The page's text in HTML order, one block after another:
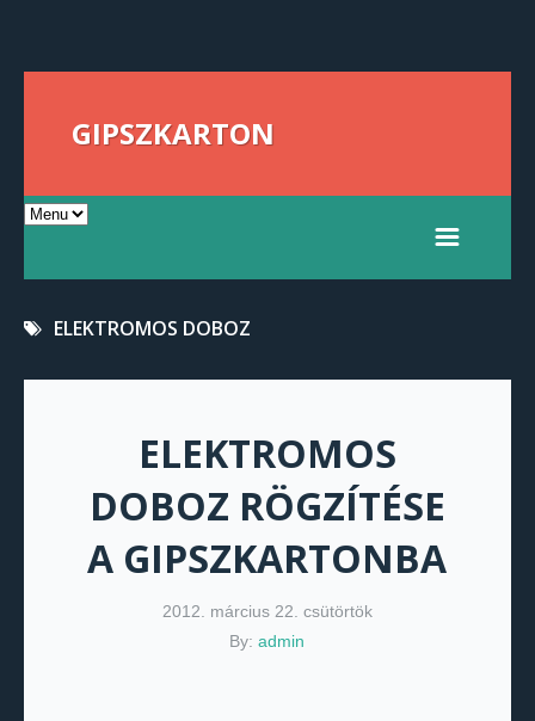
GIPSZKARTON
ELEKTROMOS DOBOZ
ELEKTROMOS
DOBOZ RÖGZÍTÉSE
A GIPSZKARTONBA
2012. március 22. csütörtök
By:admin